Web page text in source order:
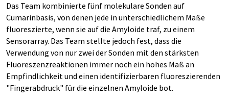
Das Team kombinierte fünf molekulare Sonden auf
Cumarinbasis, von denen jede in unterschiedlichem Maße
fluoreszierte, wenn sie auf die Amyloide traf, zu einem
Sensorarray. Das Team stellte jedoch fest, dass die
Verwendung von nur zwei der Sonden mit den stärksten
Fluoreszenzreaktionen immer noch ein hohes Maß an
Empfindlichkeit und einen identifizierbaren fluoreszierenden
"Fingerabdruck" für die einzelnen Amyloide bot.